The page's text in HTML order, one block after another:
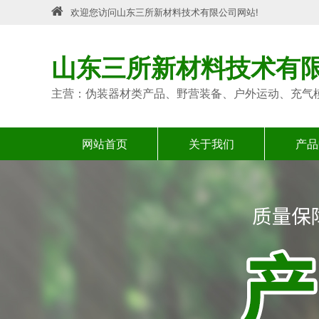
欢迎您访问山东三所新材料技术有限公司网站!
山东三所新材料技术有
主营：伪装器材类产品、野营装备、户外运动、充气
网站首页 关于我们 产